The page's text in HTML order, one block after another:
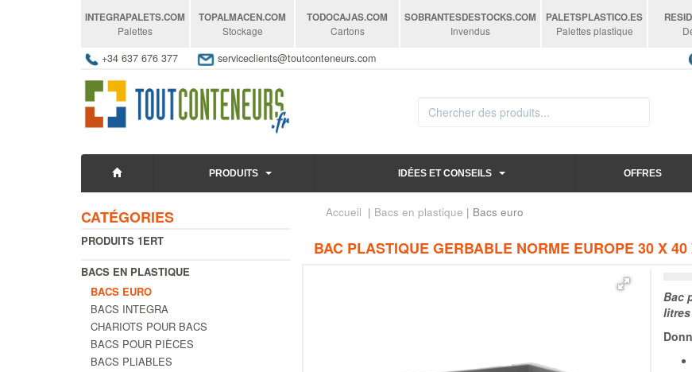
INTEGRAPALETS.COM
Palettes
TOPALMACEN.COM
Stockage
TODOCAJAS.COM
Cartons
SOBRANTESDESTOCKS.COM
Invendus
PALETSPLASTICO.ES
Palettes plastique
+34 637 676 377 serviceclients@toutconteneurs.com
PRODUITS IDÉES ET CONSEILS OFFRES
CATÉGORIES
PRODUITS 1ERT
BACS EN PLASTIQUE
BACS EURO
BACS INTEGRA
CHARIOTS POUR BACS
BACS POUR PIÈCES
BACS PLIABLES
Accueil | Bacs en plastique | Bacs euro
BAC PLASTIQUE GERBABLE NORME EUROPE 30 X 40
Bac